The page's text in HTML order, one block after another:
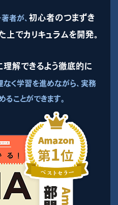
者が、 初心者のつまずき
でカリキュラムを開発。
解できるよう徹底的に
なく学習を進めながら、実務
ことができます。